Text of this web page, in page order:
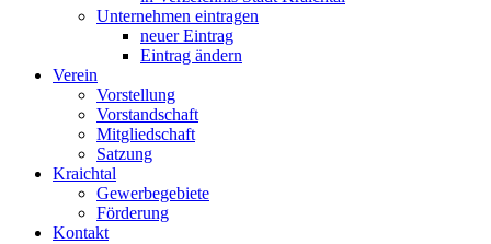
Unternehmen eintragen
neuer Eintrag
Eintrag ändern
Verein
Vorstellung
Vorstandschaft
Mitgliedschaft
Satzung
Kraichtal
Gewerbegebiete
Förderung
Kontakt